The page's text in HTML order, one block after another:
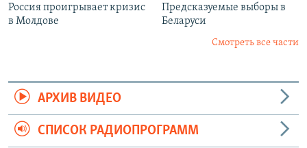
Россия проигрывает кризис
в Молдове
Предсказуемые выборы в
Беларуси
Смотреть все части
АРХИВ ВИДЕО
СПИСОК РАДИОПРОГРАММ